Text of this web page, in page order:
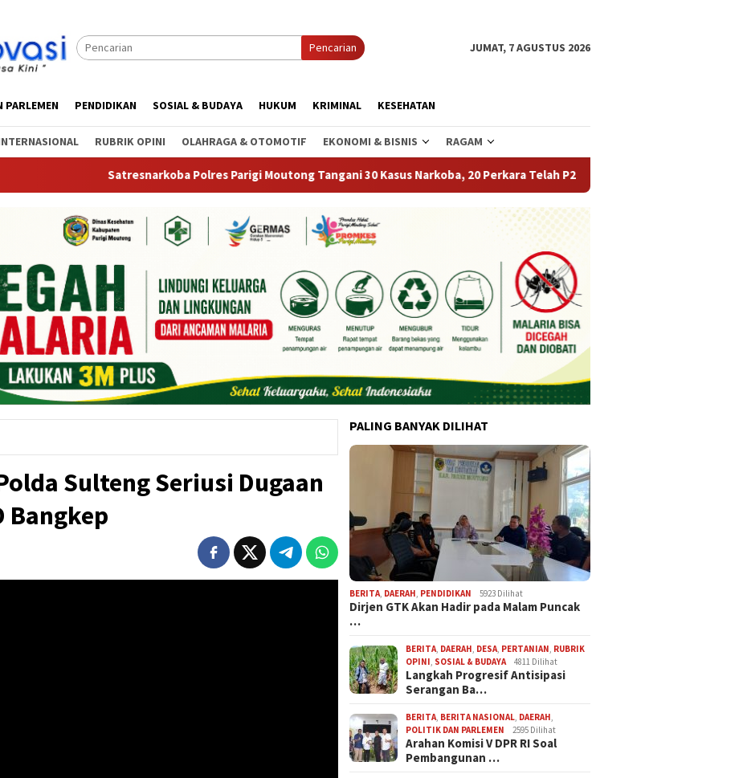
Pencarian JUMAT, 7 AGUSTUS 2026
PARLEMEN PENDIDIKAN SOSIAL & BUDAYA HUKUM KRIMINAL KESEHATAN
RUBRIK OPINI OLAHRAGA & OTOMOTIF EKONOMI & BISNIS RAGAM
Satresnarkoba Polres Parigi Moutong Tangani 30 Kasus Narkoba, 20 Perkara Telah P21 Tekan Angka Perceraian dan
Sulteng Seriusi Dugaan
Bangkep
PALING BANYAK DILIHAT
BERITA DAERAH PENDIDIKAN 5923 Dilihat
Dirjen GTK Akan Hadir pada Malam Puncak
…
BERITA DAERAH DESA PERTANIAN RUBRIK
OPINI SOSIAL & BUDAYA 4811 Dilihat
Langkah Progresif Antisipasi
Serangan Ba…
BERITA BERITA NASIONAL DAERAH
POLITIK DAN PARLEMEN
2595 Dilihat
Arahan Komisi V DPR RI Soal
Pembangunan …